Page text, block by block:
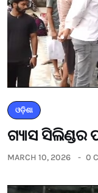
ଓଡ଼ିଶା
ଗ୍ୟାସ ସିଲିଣ୍ଡର
MARCH 10, 2026 0